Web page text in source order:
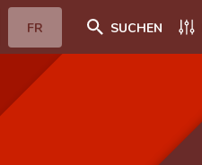
FR SUCHEN